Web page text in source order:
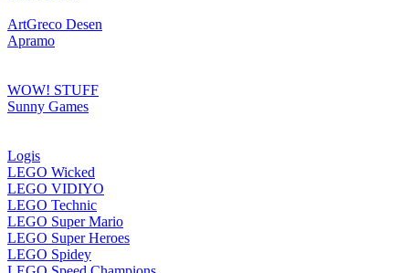
ArtGreco Desen
Apramo
WOW! STUFF
Sunny Games
Logis
LEGO Wicked
LEGO VIDIYO
LEGO Technic
LEGO Super Mario
LEGO Super Heroes
LEGO Spidey